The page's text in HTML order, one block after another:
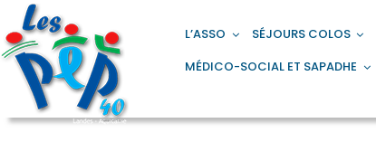
principal
Passer
contenu
L’ASSO SÉJOURS COLOS
MÉDICO-SOCIAL ET SAPADHE